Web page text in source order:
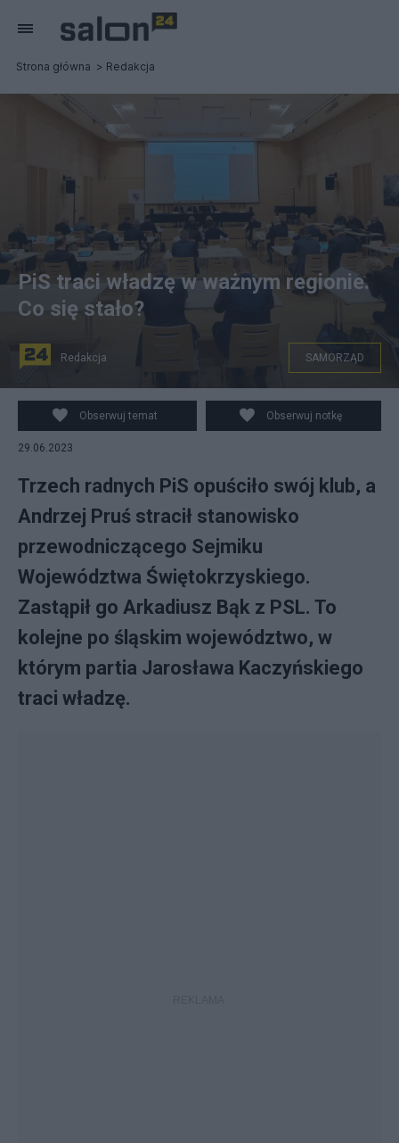
Strona główna Redakcja
źródło: UMWŚ
PiS traci władzę w ważnym regionie.
Co się stało?
Redakcja SAMORZĄD
Obserwuj temat Obserwuj notkę
29.06.2023
Trzech radnych PiS opuściło swój klub, a
Andrzej Pruś stracił stanowisko
przewodniczącego Sejmiku
Województwa Świętokrzyskiego.
Zastąpił go Arkadiusz Bąk z PSL. To
kolejne po śląskim województwo, w
którym partia Jarosława Kaczyńskiego
traci władzę.